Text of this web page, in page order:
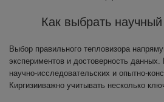
Как выбрать
Выбор правильного тепловизора
экспериментов и достоверность
научно-исследовательских и опытно-
Киргизии⁠важно учитывать несколько